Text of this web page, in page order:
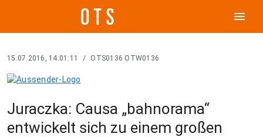
menu
15.07.2016, 14:01:11 / OTS0136 OTW0136
Juraczka: Causa „bahnorama“
entwickelt sich zu einem großen